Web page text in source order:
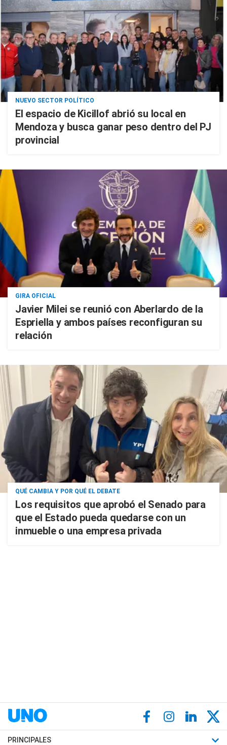
NUEVO SECTOR POLÍTICO
El espacio de Kicillof abrió su local en
Mendoza y busca ganar peso dentro del PJ
provincial
GIRA OFICIAL
Javier Milei se reunió con Aberlardo de la
Espriella y ambos países reconfiguran su
relación
QUÉ CAMBIA Y POR QUÉ EL DEBATE
Los requisitos que aprobó el Senado para
que el Estado pueda quedarse con un
inmueble o una empresa privada
PRINCIPALES